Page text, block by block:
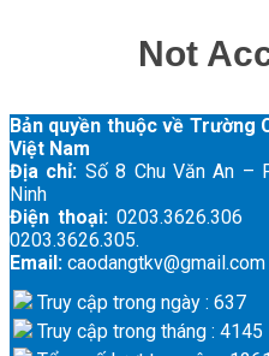
Bản quyền thuộc về Trường
Việt Nam
Địa chỉ: Số 8 Chu Văn An –
Ninh
Điện thoại:
0203.3626.305.
Email: caodangtkv@gmail.com
Truy cập trong ngày : 637
Truy cập trong tháng : 4145